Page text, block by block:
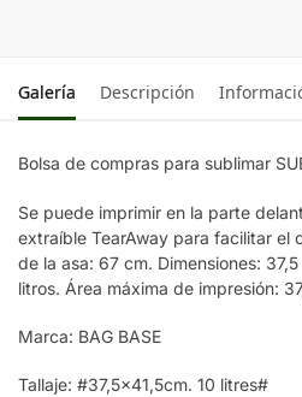
Galería Descripción
Bolsa de compras para sublimar
Se puede imprimir en la parte
extraíble TearAway para facilitar el
de la asa: 67 cm. Dimensiones:
litros. Área máxima de impresión:
Marca: BAG BASE
Tallaje: #37,5×41,5cm. 10 litres#